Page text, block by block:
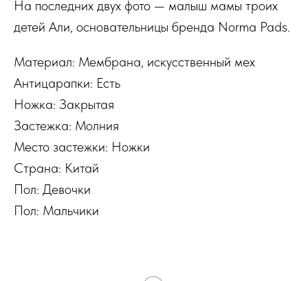
На последних двух фото — малыш мамы троих
детей Али, основательницы бренда Norma Pads.
Материал: Мембрана, искусственный мех
Антицарапки: Есть
Ножка: Закрытая
Застежка: Молния
Место застежки: Ножки
Страна: Китай
Пол: Девочки
Пол: Мальчики